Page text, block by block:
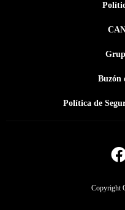
Buzón
Política de
Copyright